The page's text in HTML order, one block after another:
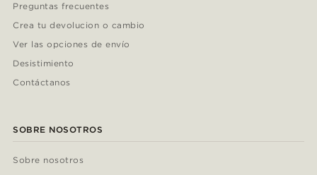
Preguntas frecuentes
Crea tu devolucion o cambio
Ver las opciones de envío
Desistimiento
Contáctanos
SOBRE NOSOTROS
Sobre nosotros